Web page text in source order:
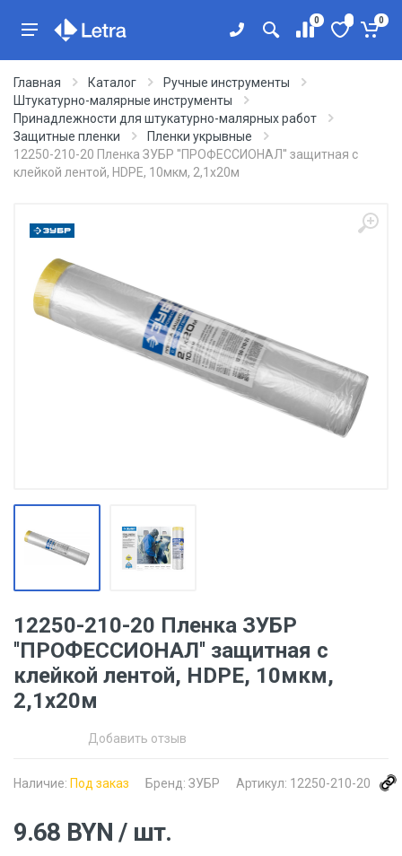
0 0
Главная Каталог
Ручные инструменты
Штукатурно-малярные инструменты
Принадлежности для штукатурно-малярных работ
Защитные пленки
Пленки укрывные
12250-210-20 Пленка ЗУБР ''ПРОФЕССИОНАЛ'' защитная с
клейкой лентой, HDPE, 10мкм, 2,1х20м
12250-210-20 Пленка ЗУБР
''ПРОФЕССИОНАЛ'' защитная с
клейкой лентой, HDPE, 10мкм,
2,1х20м
Добавить отзыв
Наличие: Под заказ Бренд: ЗУБР Артикул: 12250-210-20
9.68 BYN / шт.